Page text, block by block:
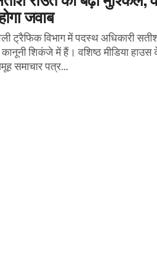
जवाब
ट्रैफिक विभाग में पदस्थ अधिकारी
शिकंजे में हैं। वशिष्ठ मीडिया हाउस
समाचार पत्र...